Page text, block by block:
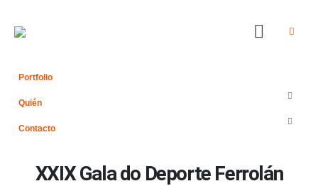
Portfolio
Quién
Contacto
XXIX Gala do Deporte Ferrolán